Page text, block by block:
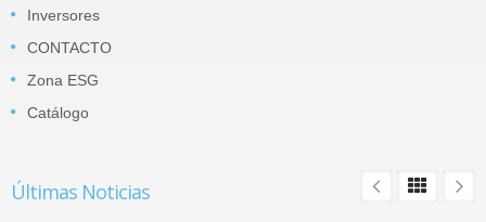
Inversores
CONTACTO
Zona ESG
Catálogo
Últimas Noticias